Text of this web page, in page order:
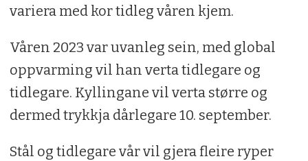
variera med kor tidleg våren kjem.
Våren 2023 var uvanleg sein, med global
oppvarming vil han verta tidlegare og
tidlegare. Kyllingane vil verta større og
dermed trykkja dårlegare 10. september.
Stål og tidlegare vår vil gjera fleire ryper